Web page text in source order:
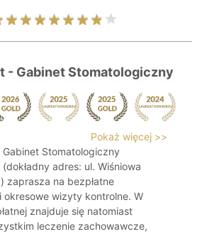
- Gabinet Stomatologiczny
Pokaż więcej >>
Gabinet Stomatologiczny
(dokładny adres: ul. Wiśniowa
zaprasza na bezpłatne
okresowe wizyty kontrolne. W
znajduje się natomiast
leczenie zachowawcze,